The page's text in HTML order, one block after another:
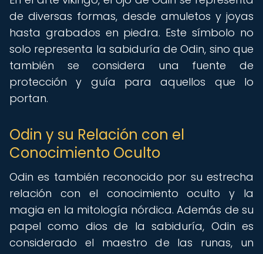
de diversas formas, desde amuletos y joyas
hasta grabados en piedra. Este símbolo no
solo representa la sabiduría de Odin, sino que
también se considera una fuente de
protección y guía para aquellos que lo
portan.
Odin y su Relación con el
Conocimiento Oculto
Odin es también reconocido por su estrecha
relación con el conocimiento oculto y la
magia en la mitología nórdica. Además de su
papel como dios de la sabiduría, Odin es
considerado el maestro de las runas, un